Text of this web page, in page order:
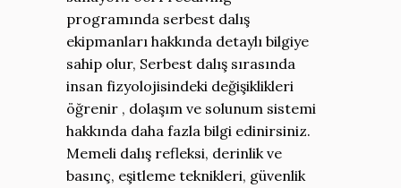
programında serbest dalış
ekipmanları hakkında detaylı bilgiye
sahip olur, Serbest dalış sırasında
insan fizyolojisindeki değişiklikleri
öğrenir , dolaşım ve solunum sistemi
hakkında daha fazla bilgi edinirsiniz.
Memeli dalış refleksi, derinlik ve
basınç, eşitleme teknikleri, güvenlik